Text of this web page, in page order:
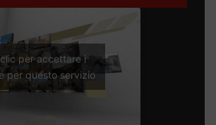
per accettare i
per questo servizio